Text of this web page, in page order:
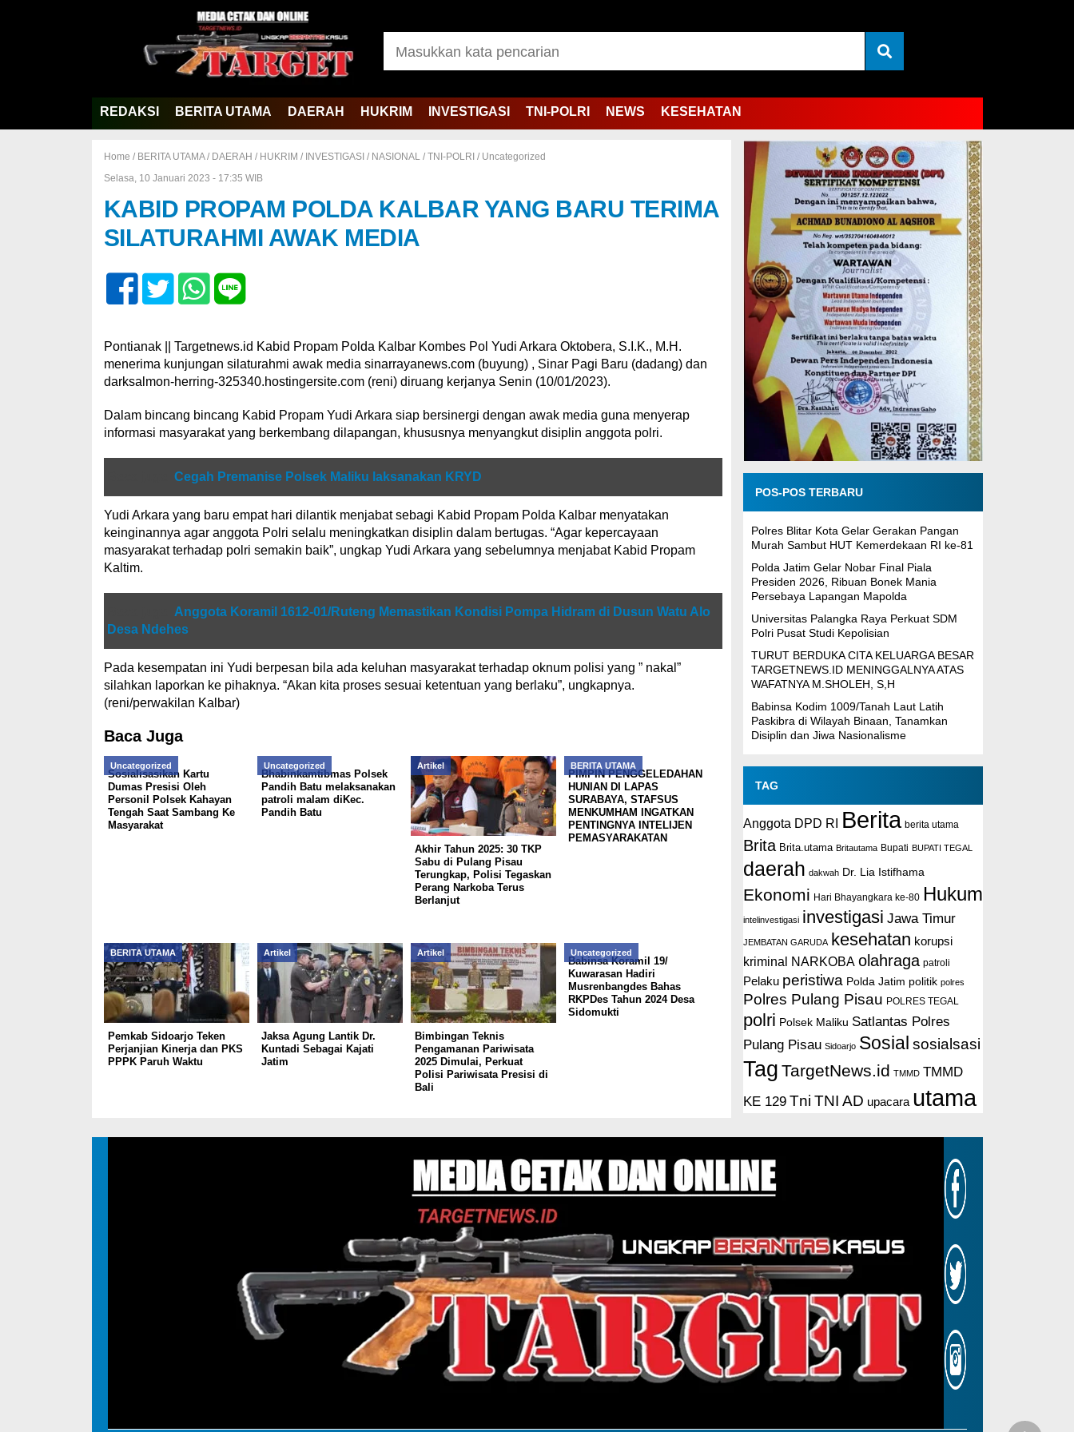
REDAKSI BERITA UTAMA DAERAH HUKRIM INVESTIGASI TNI-POLRI NEWS KESEHATAN
Home / BERITA UTAMA/ DAERAH / HUKRIM / INVESTIGASI / NASIONAL/ TNI-POLRI / Uncategorized
Selasa, 10 Januari 2023 - 17:35 WIB
KABID PROPAM POLDA KALBAR YANG BARU TERIMA
SILATURAHMI AWAK MEDIA
Pontianak || Targetnews.id Kabid Propam Polda Kalbar Kombes Pol Yudi Arkara Oktobera, S.I.K., M.H.
menerima kunjungan silaturahmi awak media sinarrayanews.com (buyung) , Sinar Pagi Baru (dadang) dan
darksalmon-herring-325340.hostingersite.com (reni) diruang kerjanya Senin (10/01/2023).
Dalam bincang bincang Kabid Propam Yudi Arkara siap bersinergi dengan awak media guna menyerap
informasi masyarakat yang berkembang dilapangan, khususnya menyangkut disiplin anggota polri.
Cegah Premanise Polsek Maliku laksanakan KRYD
Yudi Arkara yang baru empat hari dilantik menjabat sebagi Kabid Propam Polda Kalbar menyatakan
keinginannya agar anggota Polri selalu meningkatkan disiplin dalam bertugas. “Agar kepercayaan
masyarakat terhadap polri semakin baik”, ungkap Yudi Arkara yang sebelumnya menjabat Kabid Propam
Kaltim.
Anggota Koramil 1612-01/Ruteng Memastikan Kondisi Pompa Hidram di Dusun Watu Alo
Desa Ndehes
Pada kesempatan ini Yudi berpesan bila ada keluhan masyarakat terhadap oknum polisi yang ” nakal”
silahkan laporkan ke pihaknya. “Akan kita proses sesuai ketentuan yang berlaku”, ungkapnya.
(reni/perwakilan Kalbar)
Baca Juga
Uncategorized
Sosialisasikan Kartu
Dumas Presisi Oleh
Personil Polsek Kahayan
Tengah Saat Sambang Ke
Masyarakat
Uncategorized
Bhabinkamtibmas Polsek
Pandih Batu melaksanakan
patroli malam diKec.
Pandih Batu
Artikel
Akhir Tahun 2025: 30 TKP
Sabu di Pulang Pisau
Terungkap, Polisi Tegaskan
Perang Narkoba Terus
Berlanjut
BERITA UTAMA
PIMPIN PENGGELEDAHAN
HUNIAN DI LAPAS
SURABAYA, STAFSUS
MENKUMHAM INGATKAN
PENTINGNYA INTELIJEN
PEMASYARAKATAN
BERITA UTAMA
Pemkab Sidoarjo Teken
Perjanjian Kinerja dan PKS
PPPK Paruh Waktu
Artikel
Jaksa Agung Lantik Dr.
Kuntadi Sebagai Kajati
Jatim
Artikel
Bimbingan Teknis
Pengamanan Pariwisata
2025 Dimulai, Perkuat
Polisi Pariwisata Presisi di
Bali
Uncategorized
Babinsa Koramil 19/
Kuwarasan Hadiri
Musrenbangdes Bahas
RKPDes Tahun 2024 Desa
Sidomukti
POS-POS TERBARU
Polres Blitar Kota Gelar Gerakan Pangan
Murah Sambut HUT Kemerdekaan RI ke-81
Polda Jatim Gelar Nobar Final Piala
Presiden 2026, Ribuan Bonek Mania
Persebaya Lapangan Mapolda
Universitas Palangka Raya Perkuat SDM
Polri Pusat Studi Kepolisian
TURUT BERDUKA CITA KELUARGA BESAR
TARGETNEWS.ID MENINGGALNYA ATAS
WAFATNYA M.SHOLEH, S,H
Babinsa Kodim 1009/Tanah Laut Latih
Paskibra di Wilayah Binaan, Tanamkan
Disiplin dan Jiwa Nasionalisme
TAG
Anggota DPD RI Berita berita utama
Brita Brita.utama Britautama Bupati BUPATI TEGAL
daerah dakwah Dr. Lia Istifhama
Ekonomi Hari Bhayangkara ke-80 Hukum
intelinvestigasi investigasi Jawa Timur
JEMBATAN GARUDA kesehatan korupsi
kriminal NARKOBA olahraga patroli
Pelaku peristiwa Polda Jatim politik polres
Polres Pulang Pisau POLRES TEGAL
polri Polsek Maliku Satlantas Polres
Pulang Pisau Sidoarjo Sosial sosialsasi
Tag TargetNews.id TMMD TMMD
KE 129 Tni TNI AD upacara utama